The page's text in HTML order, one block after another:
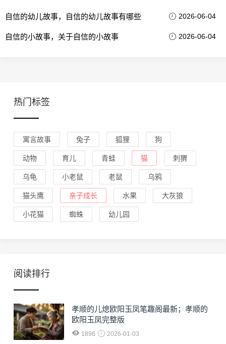
自信的幼儿故事，自信的幼儿故事有哪些 2026-06-04
自信的小故事，关于自信的小故事 2026-06-04
热门标签
寓言故事 兔子 狐狸 狗
动物 育儿 青蛙 猫 刺猬
乌龟 小老鼠 老鼠 乌鸦
猫头鹰 亲子成长 水果 大灰狼
小花猫 蜘蛛 幼儿园
阅读排行
孝顺的儿熄欧阳玉凤笔趣阁最新；孝顺的
欧阳玉凤完整版
1896 2026-01-03